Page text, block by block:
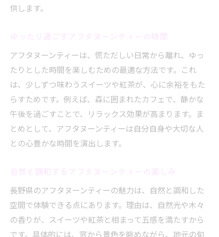
験
長野県産素材を味わうアフタヌーンティー
こだわり食材で至福のアフタヌーンティー
インスタ映え間違いなしの素敵なカフェラウン
ジ
アフタヌーンティーが人気のカフェラウン
ジ
長野市で話題のアフタヌーンティー体験
映えるカフェラウンジで素敵な午後を満喫
フォトジェニックなアフタヌーンティーセ
供します。
アフタヌーンティーは、慌ただしい日常から離れ、ゆっ
たりとした時間を楽しむための最適な方法です。これ
は、少しずつ味わうスイーツや紅茶が、心に余裕をもた
らすためです。例えば、森に囲まれたカフェで、静かな
午後を過ごすことで、リラックス効果が高まります。ま
とめとして、アフタヌーンティーは自分自身や大切な人
との心豊かな時間を演出します。
長野県のアフタヌーンティーの魅力は、自然と調和した
空間で体験できる点にあります。理由は、自然光や木々
の香りが、スイーツや紅茶と相まって五感を満たすから
です。具体的には、窓から景色を眺めながら、地元の旬